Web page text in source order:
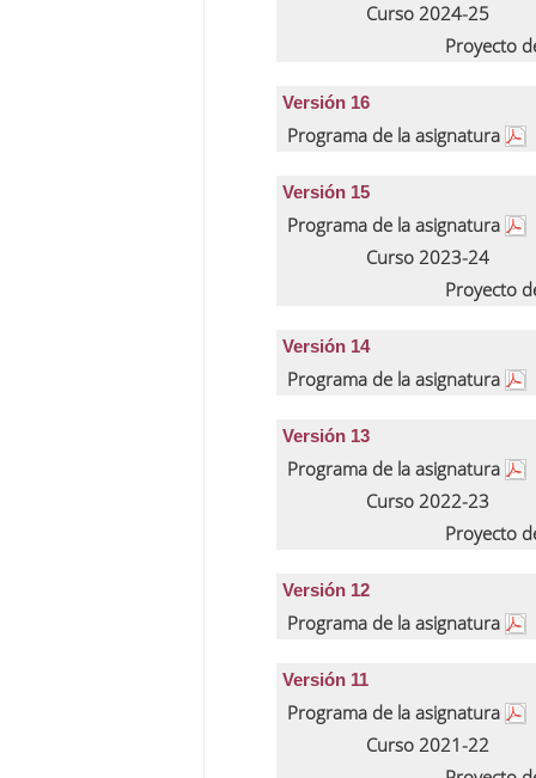
Curso 2024-25
Proyecto
Versión 16
Programa de la asignatura
Versión 15
Programa de la asignatura
Curso 2023-24
Proyecto
Versión 14
Programa de la asignatura
Versión 13
Programa de la asignatura
Curso 2022-23
Proyecto
Versión 12
Programa de la asignatura
Versión 11
Programa de la asignatura
Curso 2021-22